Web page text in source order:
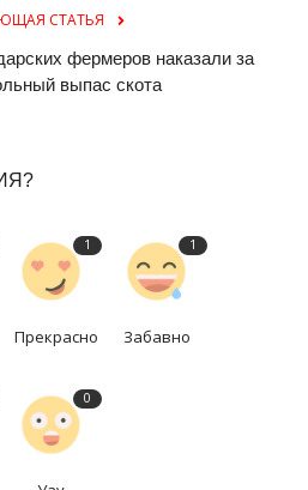
СТАТЬЯ
фермеров наказали за
выпас скота
1
Прекрасно
1
Забавно
0